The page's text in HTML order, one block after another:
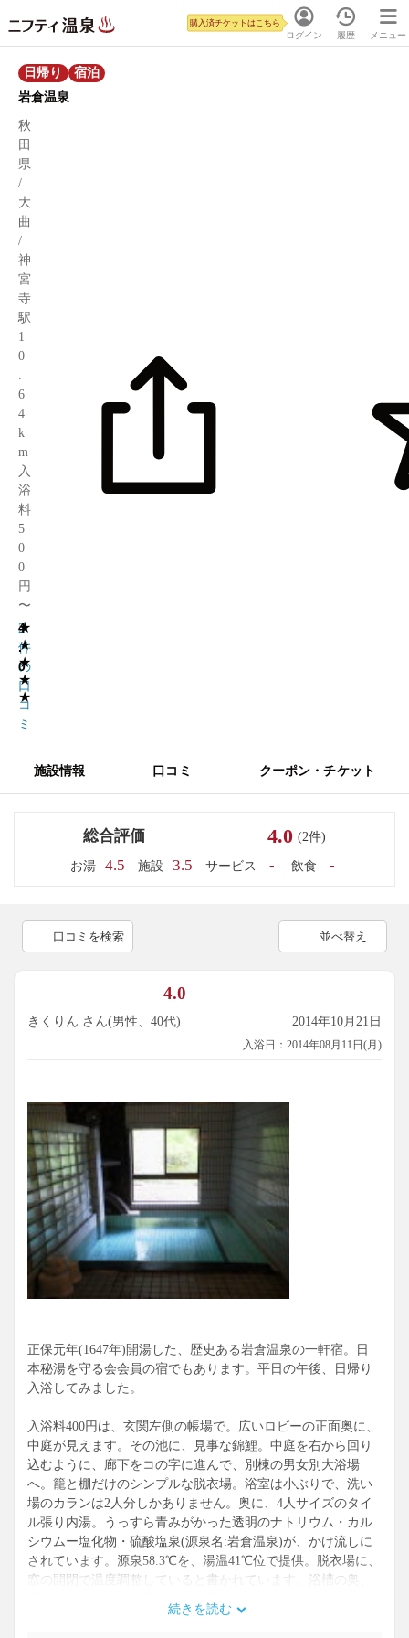
ログイン
購入済チケットはこちら
履歴 メニュー
日帰り
宿泊
岩倉温泉
秋
田
県
/
大
曲
/
神
宮
寺
駅
1
0
6
4
k
m
入
浴
料
5
0
0
円
〜
★
★
★
★
★
4
.
0
2
件
の
口
コ
ミ
施設情報 口コミ クーポン・チケット
総合評価 4.0 (2件)
お湯 4.5 施設 3.5 サービス - 飲食 -
口コミを検索 並べ替え
4.0
きくりん さん(男性、40代) 2014年10月21日
入浴日：2014年08月11日(月)
正保元年(1647年)開湯した、歴史ある岩倉温泉の一軒宿。日
本秘湯を守る会会員の宿でもあります。平日の午後、日帰り
入浴してみました。
入浴料400円は、玄関左側の帳場で。広いロビーの正面奥に、
中庭が見えます。その池に、見事な錦鯉。中庭を右から回り
込むように、廊下をコの字に進んで、別棟の男女別大浴場
へ。籠と棚だけのシンプルな脱衣場。浴室は小ぶりで、洗い
場のカランは2人分しかありません。奥に、4人サイズのタイ
ル張り内湯。うっすら青みがかった透明のナトリウム・カル
シウムー塩化物・硫酸塩泉(源泉名:岩倉温泉)が、かけ流しに
されています。源泉58.3℃を、湯温41℃位で提供。脱衣場に、
窓の開閉で温度調整していると書かれています。浴槽の奥、
石灯籠の下に竜頭の湯口。白い温泉成分の析出物がこんもり
付着して、もはや白竜のようになっています。触ってみると
続きを読む